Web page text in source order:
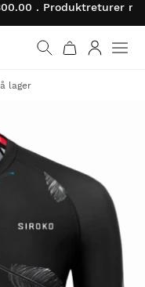
. Produktreturer
lager